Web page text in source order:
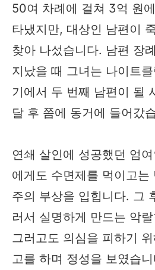
50여 차례에 걸쳐 3억 원
타냈지만, 대상인 남편이
찾아 나섰습니다. 남편 장
지났을 때 그녀는 나이트
기에서 두 번째 남편이 될
달 후 쯤에 동거에 들어갔
연쇄 살인에 성공했던 엄
에게도 수면제를 먹이고
주의 부상을 입힙니다. 그
러서 실명하게 만드는 악
그러고도 의심을 피하기
고를 하며 정성을 보였습니